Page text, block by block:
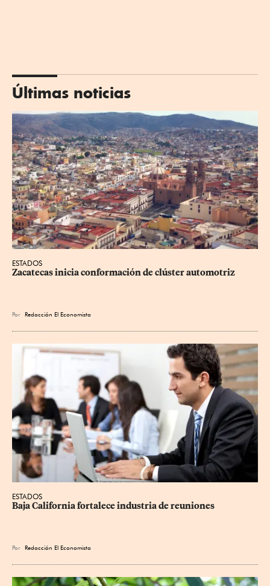
Últimas noticias
ESTADOS
Zacatecas inicia conformación de clúster automotriz
Por Redacción El Economista
ESTADOS
Baja California fortalece industria de reuniones
Por Redacción El Economista